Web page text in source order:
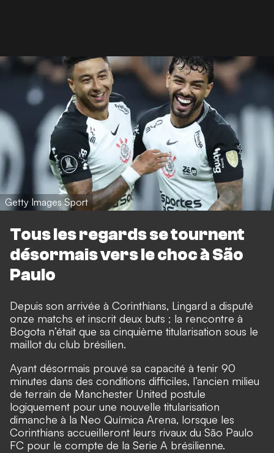
Getty Images Sport
Tous les regards se tournent
désormais vers le choc à São
Paulo
Depuis son arrivée à Corinthians, Lingard a disputé
onze matchs et inscrit deux buts ; la rencontre à
Bogota n’était que sa cinquième titularisation sous le
maillot du club brésilien.
Ayant désormais prouvé sa capacité à tenir 90
minutes dans des conditions difficiles, l’ancien milieu
de terrain de Manchester United postule
logiquement pour une nouvelle titularisation
dimanche à la Neo Química Arena, lorsque les
Corinthians accueilleront leurs rivaux du São Paulo
FC pour le compte de la Serie A brésilienne.